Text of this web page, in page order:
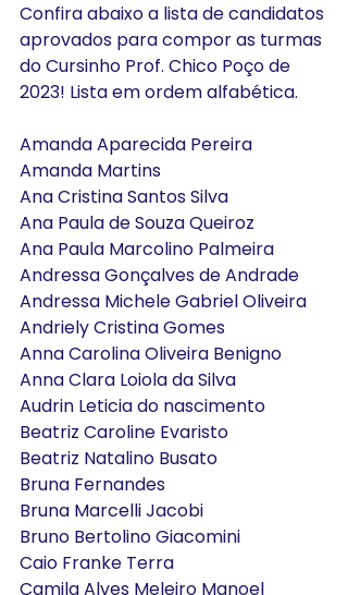
Confira abaixo a lista de candidatos
aprovados para compor as turmas
do Cursinho Prof. Chico Poço de
2023! Lista em ordem alfabética.
Amanda Aparecida Pereira
Amanda Martins
Ana Cristina Santos Silva
Ana Paula de Souza Queiroz
Ana Paula Marcolino Palmeira
Andressa Gonçalves de Andrade
Andressa Michele Gabriel Oliveira
Andriely Cristina Gomes
Anna Carolina Oliveira Benigno
Anna Clara Loiola da Silva
Audrin Leticia do nascimento
Beatriz Caroline Evaristo
Beatriz Natalino Busato
Bruna Fernandes
Bruna Marcelli Jacobi
Bruno Bertolino Giacomini
Caio Franke Terra
Camila Alves Meleiro Manoel